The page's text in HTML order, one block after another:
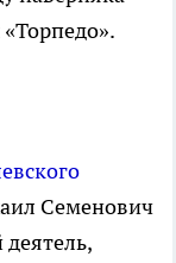
Семенович